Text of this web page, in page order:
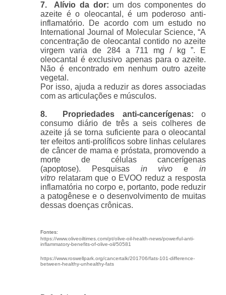
7. Alívio da dor: um dos componentes do
azeite é o oleocantal, é um poderoso anti-
inflamatório. De acordo com um estudo no
International Journal of Molecular Science, “A
concentração de oleocantal contido no azeite
virgem varia de 284 a 711 mg / kg ”. E
oleocantal é exclusivo apenas para o azeite.
Não é encontrado em nenhum outro azeite
vegetal.
Por isso, ajuda a reduzir as dores associadas
com as articulações e músculos.
8. Propriedades anti-cancerígenas: o
consumo diário de três a seis colheres de
azeite já se torna suficiente para o oleocantal
ter efeitos anti-prolíficos sobre linhas celulares
de câncer de mama e próstata, promovendo a
morte de células cancerígenas
(apoptose). Pesquisas in vivo ein
vitro relataram que o EVOO reduz a resposta
inflamatória no corpo e, portanto, pode reduzir
a patogênese e o desenvolvimento de muitas
dessas doenças crônicas.
Fontes:
https://www.oliveoiltimes.com/pt/olive-oil-health-news/powerful-anti-
inflammatory-benefits-of-olive-oil/50581
https://www.roswellpark.org/cancertalk/201706/fats-101-difference-
between-healthy-unhealthy-fats